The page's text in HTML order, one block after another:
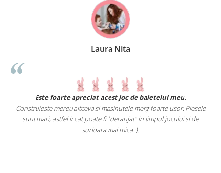
Laura Nita
Este foarte apreciat acest joc de baietelul meu.
Construieste mereu altceva si masinutele merg foarte usor. Piesele
sunt mari, astfel incat poate fi "deranjat" in timpul jocului si de
surioara mai mica :).